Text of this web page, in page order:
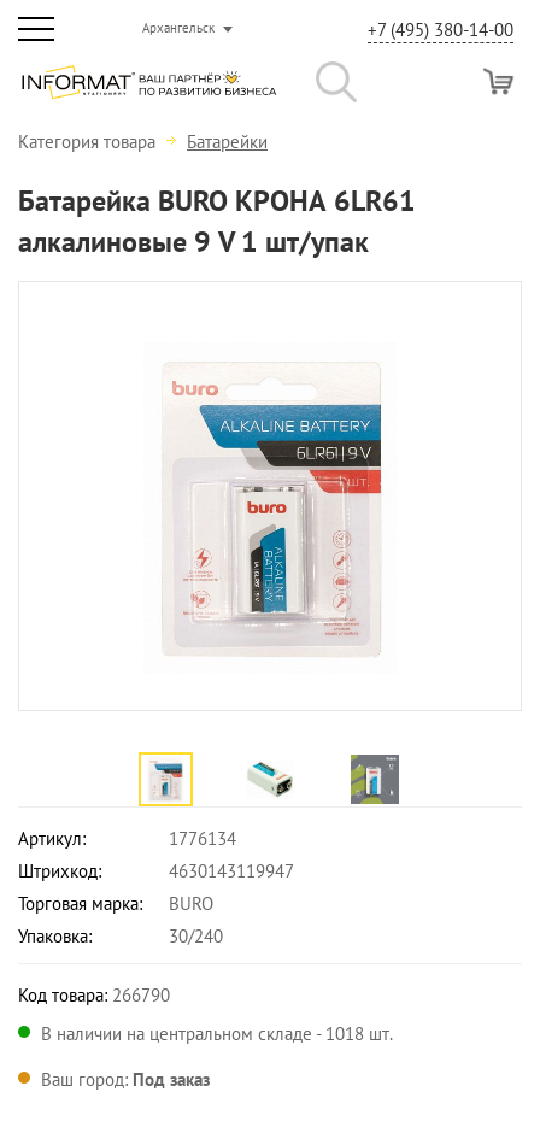
Архангельск +7 (495) 380-14-00
Категория товара Батарейки
Батарейка BURO КРОНА 6LR61
алкалиновые 9 V 1 шт/упак
Артикул:
1776134
Штрихкод:
4630143119947
Торговая марка:
BURO
Упаковка:
30/240
Код товара: 266790
В наличии на центральном складе - 1018 шт.
Ваш город: Под заказ